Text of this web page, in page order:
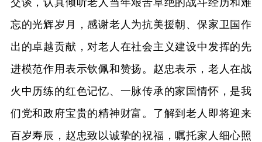
交谈，认真倾听老人当年艰苦卓绝的战斗经历和难
忘的光辉岁月，感谢老人为抗美援朝、保家卫国作
出的卓越贡献，对老人在社会主义建设中发挥的先
进模范作用表示钦佩和赞扬。赵忠表示，老人在战
火中历练的红色记忆、一脉传承的家国情怀，是我
们党和政府宝贵的精神财富。了解到老人即将迎来
百岁寿辰，赵忠致以诚挚的祝福，嘱托家人细心照